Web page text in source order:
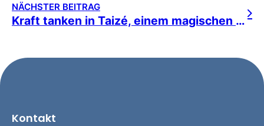
NÄCHSTER BEITRAG
Kraft tanken in Taizé, einem magischen Ort
Kontakt